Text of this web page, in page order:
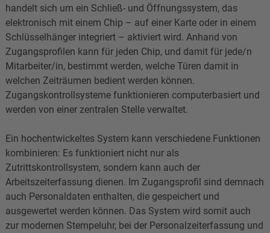
handelt sich um ein Schließ- und Öffnungssystem, das
elektronisch mit einem Chip – auf einer Karte oder in einem
Schlüsselhänger integriert – aktiviert wird. Anhand von
Zugangsprofilen kann für jeden Chip, und damit für jede/n
Mitarbeiter/in, bestimmt werden, welche Türen damit in
welchen Zeiträumen bedient werden können.
Zugangskontrollsysteme funktionieren computerbasiert und
werden von einer zentralen Stelle verwaltet.
Ein hochentwickeltes System kann verschiedene Funktionen
kombinieren: Es funktioniert nicht nur als
Zutrittskontrollsystem, sondern kann auch der
Arbeitszeiterfassung dienen. Im Zugangsprofil sind demnach
auch Personaldaten enthalten, die gespeichert und
ausgewertet werden können. Das System wird somit auch
zur modernen Stempeluhr, bei der Personalzeiterfassung und